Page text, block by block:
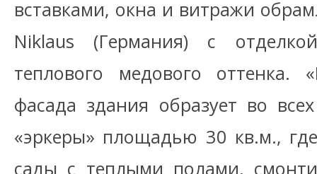
вставками, окна и витражи
Niklaus (Германия) с
теплового медового оттенка.
фасада здания образует во
«эркеры» площадью 30 кв.м.,
сады с теплыми полами,